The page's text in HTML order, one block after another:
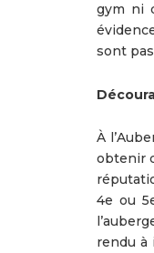
gym ni
sont
À
obtenir
4e ou
rendu à